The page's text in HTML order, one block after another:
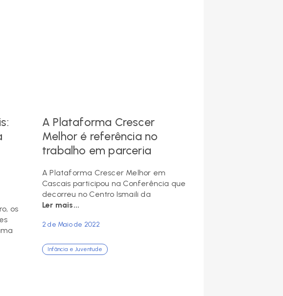
os
A Plataforma Crescer
Melhor é referência no
trabalho em parceria
A Plataforma Crescer Melhor em
Cascais participou na Conferência que
decorreu no Centro Ismaili da
Ler mais...
2 de Maio de 2022
Infância e Juventude